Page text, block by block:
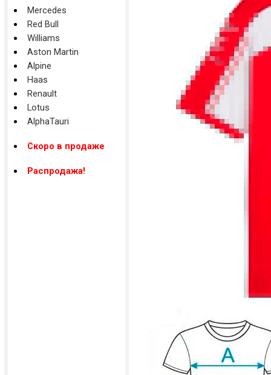
Mercedes
Red Bull
Williams
Aston Martin
Alpine
Haas
Renault
Lotus
AlphaTauri
Скоро в продаже
Распродажа!